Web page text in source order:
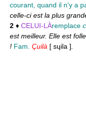
courant, quand il n'y a
celle-ci est la plus
2 ♦ CELUI-LÀremplace
est meilleur. Elle est
! Fam. Çuilà [ sɥila ]